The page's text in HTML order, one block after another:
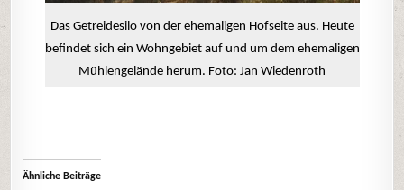
Das Getreidesilo von der ehemaligen Hofseite aus. Heute
befindet sich ein Wohngebiet auf und um dem ehemaligen
Mühlengelände herum. Foto: Jan Wiedenroth
Ähnliche Beiträge